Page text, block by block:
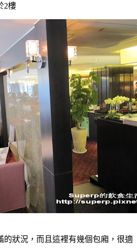
2樓
的狀況，而且這裡有幾個包廂，很適